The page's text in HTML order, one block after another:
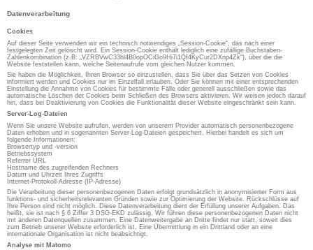
Datenverarbeitung
Cookies
Auf dieser Seite verwenden wir ein technisch notwendiges „Session-Cookie“, das nach einer
festgelegten Zeit gelöscht wird. Ein Session-Cookie enthält lediglich eine zufällige Buchstaben-
Zahlenkombination (z.B: „VZRBVwC33hl4B0opOCiGo9Hi7i1Qf4KyCur2DXnp4Zk“), über die die
Website feststellen kann, welche Seitenaufrufe vom gleichen Nutzer kommen.
Sie haben die Möglichkeit, Ihren Browser so einzustellen, dass Sie über das Setzen von Cookies
informiert werden und Cookies nur im Einzelfall erlauben. Oder Sie können mit einer entsprechenden
Einstellung die Annahme von Cookies für bestimmte Fälle oder generell ausschließen sowie das
automatische Löschen der Cookies beim Schließen des Browsers aktivieren. Wir weisen jedoch darauf
hin, dass bei Deaktivierung von Cookies die Funktionalität dieser Website eingeschränkt sein kann.
Server-Log-Dateien
Wenn Sie unsere Website aufrufen, werden von unserem Provider automatisch personenbezogene
Daten erhoben und in sogenannten Server-Log-Dateien gespeichert. Hierbei handelt es sich um
folgende Informationen:
Browsertyp und -version
Betriebssystem
Referrer URL
Hostname des zugreifenden Rechners
Datum und Uhrzeit Ihres Zugriffs
Internet-Protokoll-Adresse (IP-Adresse)
Die Verarbeitung dieser personenbezogenen Daten erfolgt grundsätzlich in anonymisierter Form aus
funktions- und sicherheitsrelevanten Gründen sowie zur Optimierung der Website. Rückschlüsse auf
Ihre Person sind nicht möglich. Diese Datenverarbeitung dient der Erfüllung unserer Aufgaben. Das
heißt, sie ist nach § 6 Ziffer 3 DSG-EKD zulässig. Wir führen diese personenbezogenen Daten nicht
mit anderen Datenquellen zusammen. Eine Datenweitergabe an Dritte findet nur statt, soweit dies
zum Betrieb unserer Website erforderlich ist. Eine Übermittlung in ein Drittland oder an eine
internationale Organisation ist nicht beabsichtigt.
Analyse mit Matomo